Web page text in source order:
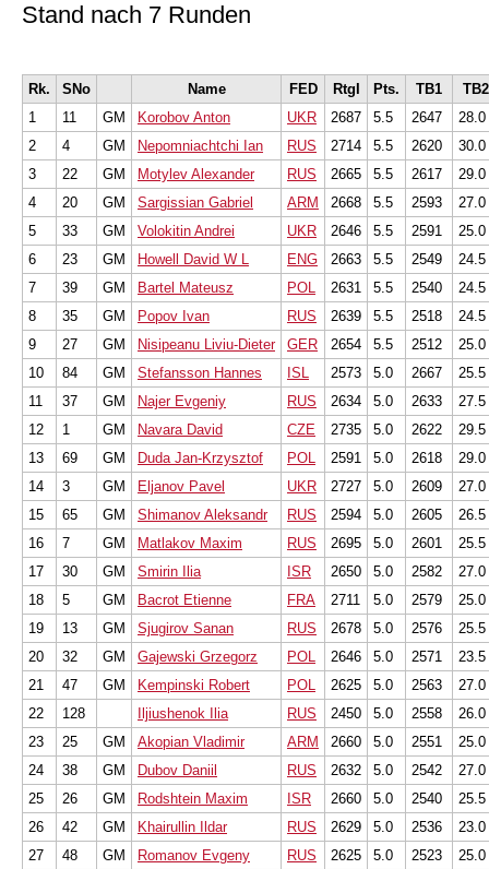
Stand nach 7 Runden
Rk. SNo Name FED RtgI Pts. TB1
1
11 GM Korobov Anton UKR 2687 5.5 2647
28.0
2
4 GM Nepomniachtchi Ian RUS 2714 5.5 2620
30.0
3
22 GM Motylev Alexander RUS 2665 5.5 2617
29.0
4
20 GM Sargissian Gabriel ARM 2668 5.5 2593
27.0
5
33 GM Volokitin Andrei UKR 2646 5.5 2591
25.0
6
23 GM Howell David W L ENG 2663 5.5 2549
24.5
7
39 GM Bartel Mateusz POL 2631 5.5 2540
24.5
8
35 GM Popov Ivan RUS 2639 5.5 2518
24.5
9
27 GM Nisipeanu Liviu-Dieter GER 2654 5.5 2512
25.0
10
84 GM Stefansson Hannes ISL 2573 5.0 2667
25.5
11
37 GM Najer Evgeniy RUS 2634 5.0 2633
27.5
12
1 GM Navara David CZE 2735 5.0 2622
29.5
13
69 GM Duda Jan-Krzysztof POL 2591 5.0 2618
29.0
14
3 GM Eljanov Pavel UKR 2727 5.0 2609
27.0
15
65 GM Shimanov Aleksandr RUS 2594 5.0 2605
26.5
16
7 GM Matlakov Maxim RUS 2695 5.0 2601
25.5
17
30 GM Smirin Ilia ISR 2650 5.0 2582
27.0
18
5 GM Bacrot Etienne FRA 2711 5.0 2579
25.0
19
13 GM Sjugirov Sanan RUS 2678 5.0 2576
25.5
20
32 GM Gajewski Grzegorz POL 2646 5.0 2571
23.5
21
47 GM Kempinski Robert POL 2625 5.0 2563
27.0
22
128 Iljiushenok Ilia RUS 2450 5.0 2558
26.0
23
25 GM Akopian Vladimir ARM 2660 5.0 2551
25.0
24
38 GM Dubov Daniil RUS 2632 5.0 2542
27.0
25
26 GM Rodshtein Maxim ISR 2660 5.0 2540
25.5
26
42 GM Khairullin Ildar RUS 2629 5.0 2536
23.0
27
48 GM Romanov Evgeny RUS 2625 5.0 2523
25.0